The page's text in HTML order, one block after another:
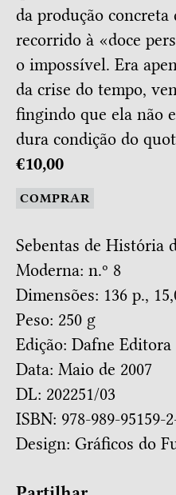
da produção concreta
recorrido à «doce
o impossível. Era
da crise do tempo,
fingindo que ela não
dura condição do
€10,00
COMPRAR
Sebentas de História
Moderna: n.º 8
Dimensões: 136 p.,
Peso: 250 g
Edição: Dafne Editora
Data: Maio de 2007
DL: 202251/03
ISBN: 978-989-95159-
Design: Gráficos do